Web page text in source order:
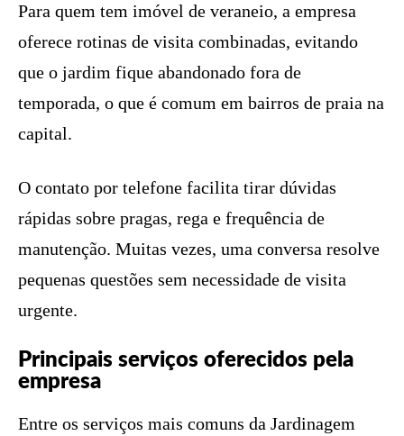
Para quem tem imóvel de veraneio, a empresa
oferece rotinas de visita combinadas, evitando
que o jardim fique abandonado fora de
temporada, o que é comum em bairros de praia na
capital.
O contato por telefone facilita tirar dúvidas
rápidas sobre pragas, rega e frequência de
manutenção. Muitas vezes, uma conversa resolve
pequenas questões sem necessidade de visita
urgente.
Principais serviços oferecidos pela
empresa
Entre os serviços mais comuns da Jardinagem